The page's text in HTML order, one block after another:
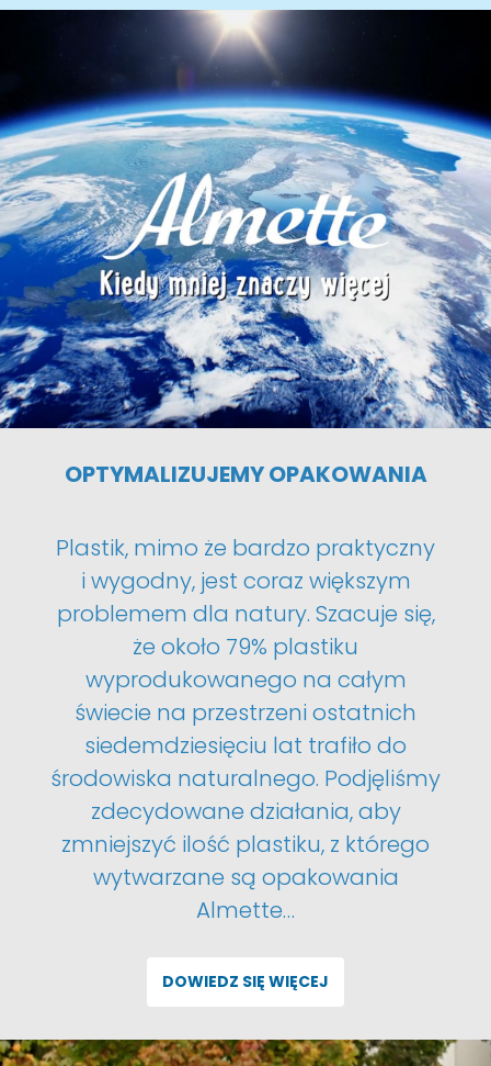
OPTYMALIZUJEMY OPAKOWANIA
Plastik, mimo że bardzo praktyczny
i wygodny, jest coraz większym
problemem dla natury. Szacuje się,
że około 79% plastiku
wyprodukowanego na całym
świecie na przestrzeni ostatnich
siedemdziesięciu lat trafiło do
środowiska naturalnego. Podjęliśmy
zdecydowane działania, aby
zmniejszyć ilość plastiku, z którego
wytwarzane są opakowania
Almette…
DOWIEDZ SIĘ WIĘCEJ